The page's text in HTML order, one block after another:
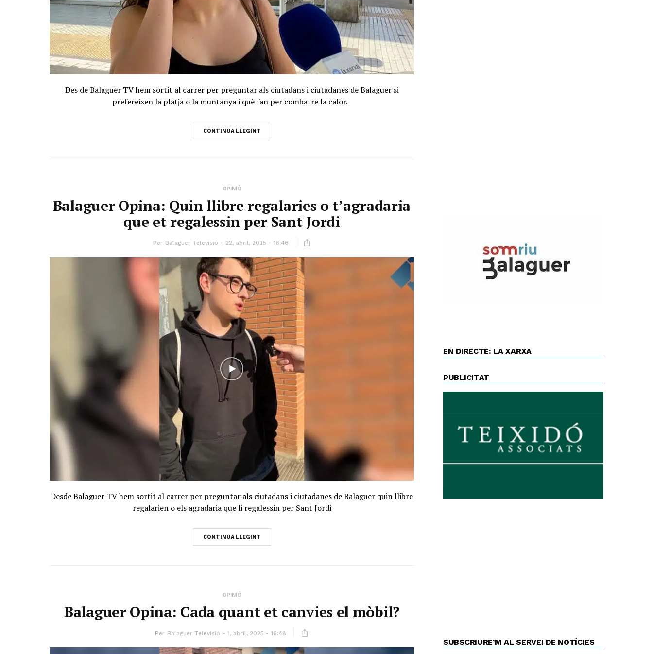
Des de Balaguer TV hem sortit al carrer per preguntar als ciutadans i ciutadanes de Balaguer si
prefereixen la platja o la muntanya i què fan per combatre la calor.
CONTINUA LLEGINT
OPINIÓ
Balaguer Opina: Quin llibre regalaries o t’agradaria
que et regalessin per Sant Jordi
Per Balaguer Televisió 22, abril, 2025 - 16:46
Desde Balaguer TV hem sortit al carrer per preguntar als ciutadans i ciutadanes de Balaguer quin llibre
regalarien o els agradaria que li regalessin per Sant Jordi
CONTINUA LLEGINT
OPINIÓ
Balaguer Opina: Cada quant et canvies el mòbil?
Per Balaguer Televisió 1, abril, 2025 - 16:48
EN DIRECTE: LA XARXA
PUBLICITAT
SUBSCRIURE’M AL SERVEI DE NOTÍCIES